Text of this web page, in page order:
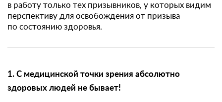
в работу только тех призывников, у которых видим
перспективу для освобождения от призыва
по состоянию здоровья.
1. С медицинской точки зрения абсолютно
здоровых людей не бывает!